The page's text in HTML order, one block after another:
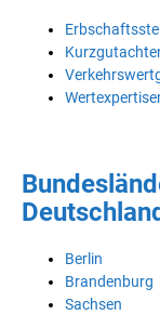
Deutschland
Berlin
Brandenburg
Sachsen